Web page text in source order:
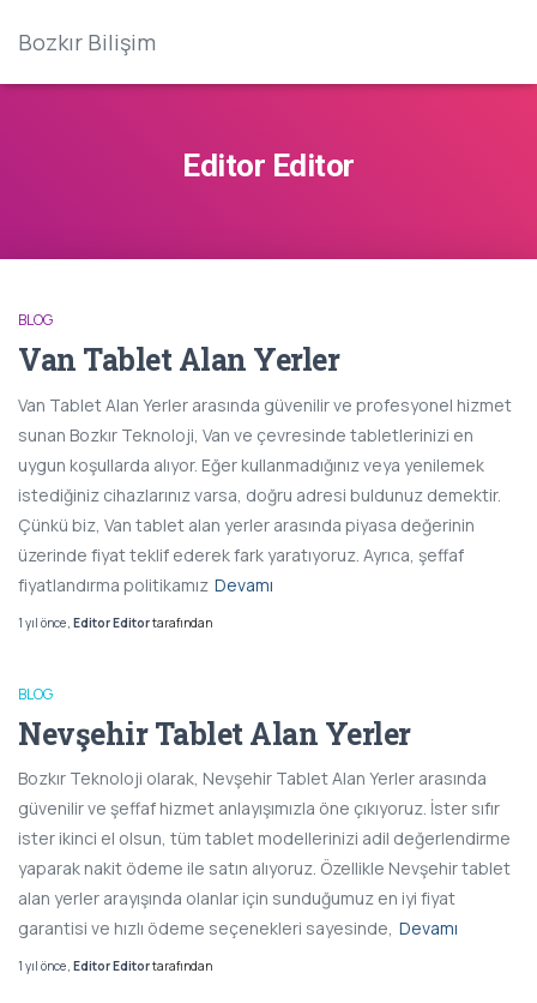
Bozkır Bilişim
Editor Editor
BLOG
Van Tablet Alan Yerler
Van Tablet Alan Yerler arasında güvenilir ve profesyonel hizmet
sunan Bozkır Teknoloji, Van ve çevresinde tabletlerinizi en
uygun koşullarda alıyor. Eğer kullanmadığınız veya yenilemek
istediğiniz cihazlarınız varsa, doğru adresi buldunuz demektir.
Çünkü biz, Van tablet alan yerler arasında piyasa değerinin
üzerinde fiyat teklif ederek fark yaratıyoruz. Ayrıca, şeffaf
fiyatlandırma politikamız Devamı
1 yıl önce Editor Editortarafından
BLOG
Nevşehir Tablet Alan Yerler
Bozkır Teknoloji olarak, Nevşehir Tablet Alan Yerler arasında
güvenilir ve şeffaf hizmet anlayışımızla öne çıkıyoruz. İster sıfır
ister ikinci el olsun, tüm tablet modellerinizi adil değerlendirme
yaparak nakit ödeme ile satın alıyoruz. Özellikle Nevşehir tablet
alan yerler arayışında olanlar için sunduğumuz en iyi fiyat
garantisi ve hızlı ödeme seçenekleri sayesinde, Devamı
1 yıl önce, Editor Editortarafından